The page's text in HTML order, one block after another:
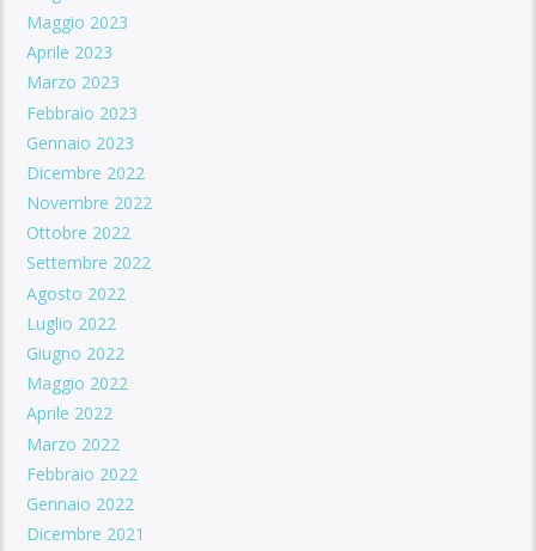
Maggio 2023
Aprile 2023
Marzo 2023
Febbraio 2023
Gennaio 2023
Dicembre 2022
Novembre 2022
Ottobre 2022
Settembre 2022
Agosto 2022
Luglio 2022
Giugno 2022
Maggio 2022
Aprile 2022
Marzo 2022
Febbraio 2022
Gennaio 2022
Dicembre 2021